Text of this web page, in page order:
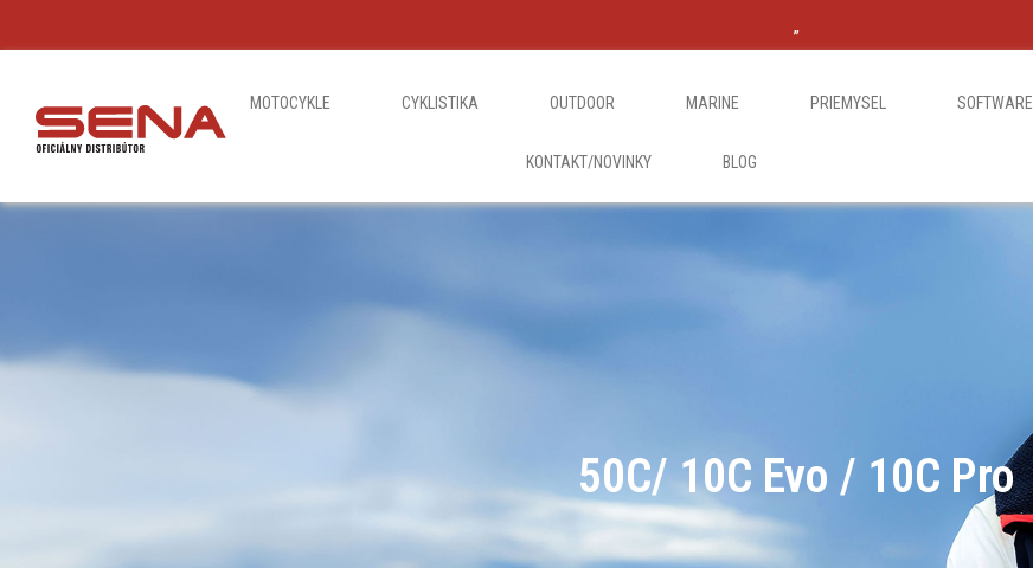
„
MOTOCYKLE CYKLISTIKA OUTDOOR MARINE PRIEMYSEL SOFTWARE
KONTAKT/NOVINKY BLOG
50C/ 10C Evo / 10C Pro